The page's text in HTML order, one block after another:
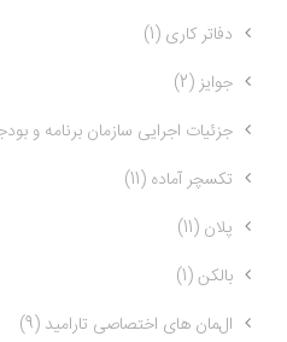
دفاتر کاری (1)
جوایز (2)
جزئیات اجرایی سازمان برنامه و
تکسچر آماده (11)
پلان (11)
بالکن (1)
المان های اختصاصی تارامید (9)